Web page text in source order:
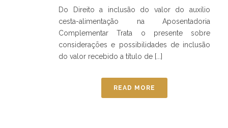
Do Direito a inclusão do valor do auxílio
cesta-alimentação na Aposentadoria
Complementar Trata o presente sobre
considerações e possibilidades de inclusão
do valor recebido a título de [...]
READ MORE